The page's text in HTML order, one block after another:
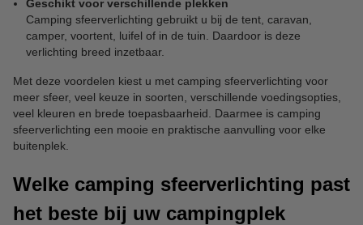
Geschikt voor verschillende plekken
Camping sfeerverlichting gebruikt u bij de tent, caravan,
camper, voortent, luifel of in de tuin. Daardoor is deze
verlichting breed inzetbaar.
Met deze voordelen kiest u met camping sfeerverlichting voor
meer sfeer, veel keuze in soorten, verschillende voedingsopties,
veel kleuren en brede toepasbaarheid. Daarmee is camping
sfeerverlichting een mooie en praktische aanvulling voor elke
buitenplek.
Welke camping sfeerverlichting past
het beste bij uw campingplek